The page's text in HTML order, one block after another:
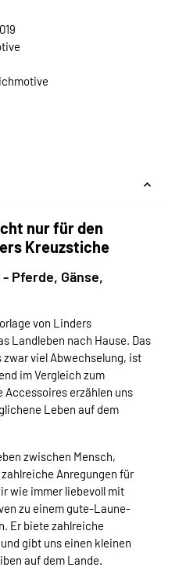
nur für den
Kreuzstiche
Pferde, Gänse,
von Linders
Landleben nach Hause. Das
viel Abwechselung, ist
im Vergleich zum
Accessoires erzählen uns
Leben auf dem
zwischen Mensch,
Anregungen für
wie immer liebevoll mit
zu einem gute-Laune-
Er biete zahlreiche
gibt uns einen kleinen
auf dem Lande.